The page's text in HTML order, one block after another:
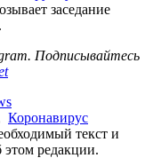
заседание
Подписывайтесь
Коронавирус
текст и
редакции.